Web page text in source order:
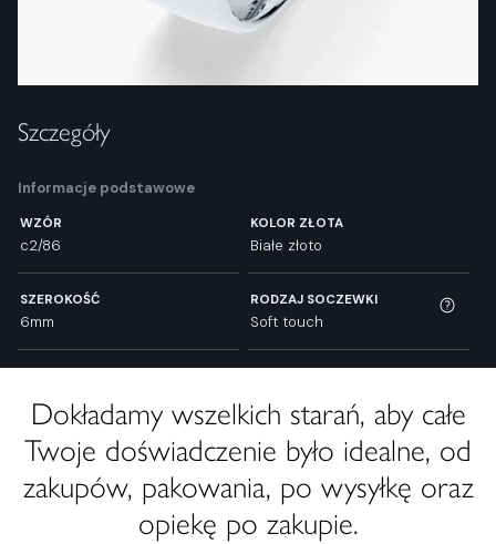
Szczegóły
Informacje podstawowe
WZÓR
c2/86
KOLOR ZŁOTA
Białe złoto
SZEROKOŚĆ
6mm
RODZAJ SOCZEWKI
Soft touch
Dokładamy wszelkich starań, aby całe
Twoje doświadczenie było idealne, od
zakupów, pakowania, po wysyłkę oraz
opiekę po zakupie.